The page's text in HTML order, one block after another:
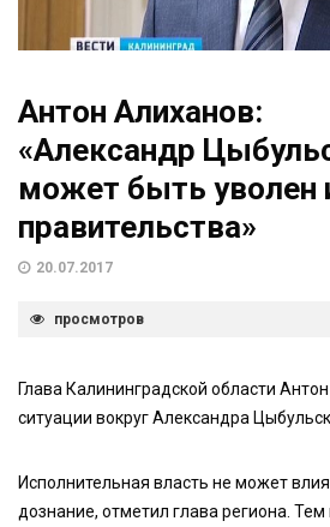
Антон Алиханов:
«Александр
может быть уволен
правительства»
20.07.2017
просмотров
Глава Калининградской области
ситуации вокруг Александра
Исполнительная власть не может
дознание, отметил глава региона.